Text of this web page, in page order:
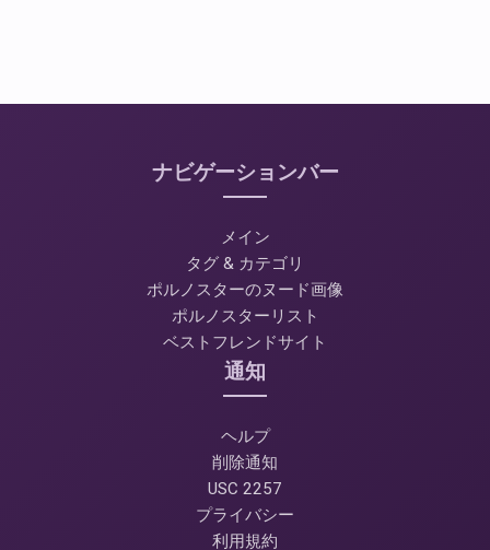
ナビゲーションバー
メイン
タグ & カテゴリ
ポルノスターのヌード画像
ポルノスターリスト
ベストフレンドサイト
通知
ヘルプ
削除通知
USC 2257
プライバシー
利用規約